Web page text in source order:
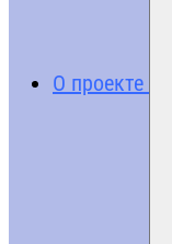
О проекте